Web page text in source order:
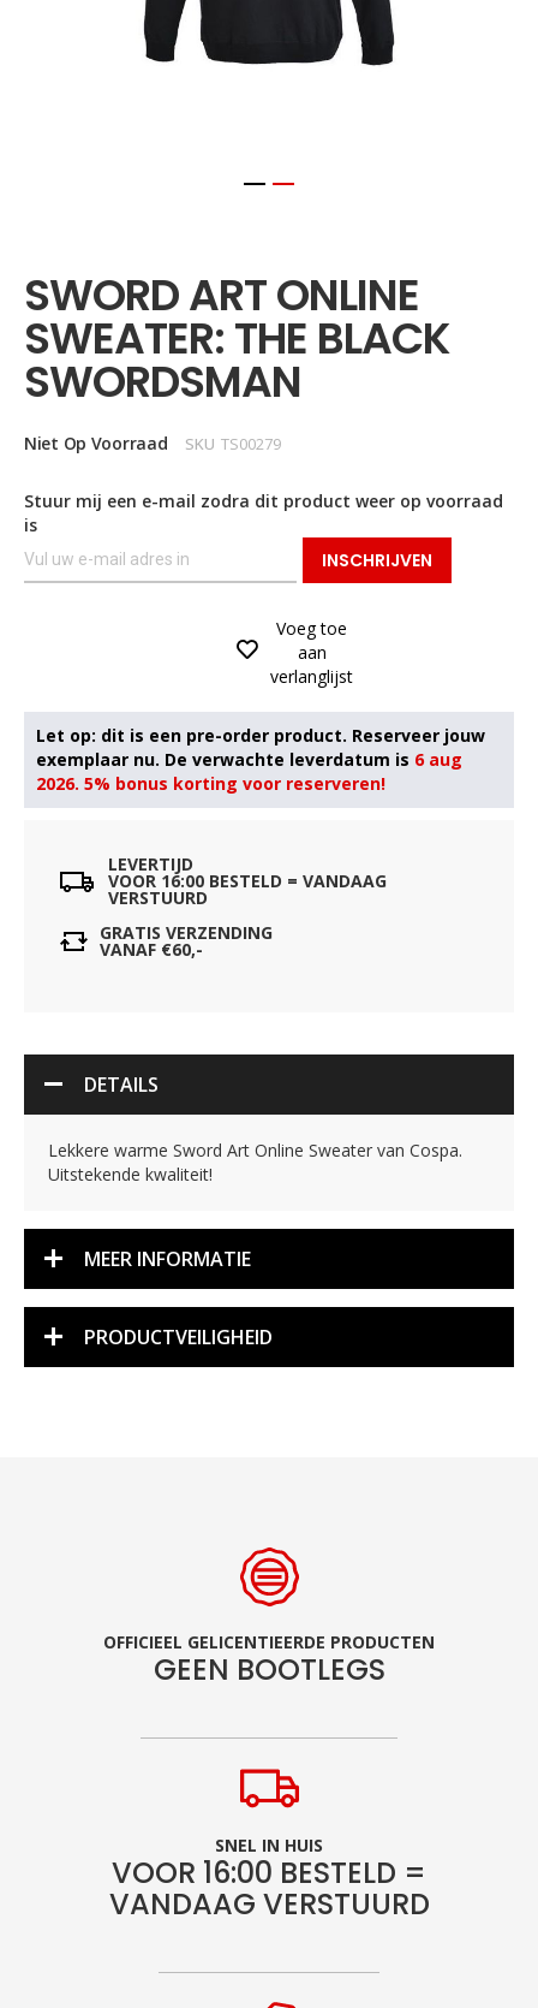
begin
van
de
afbeeldingen-
gallerij
SWORD ART ONLINE
SWEATER: THE BLACK
SWORDSMAN
Niet Op Voorraad SKU TS00279
Stuur mij een e-mail zodra dit product weer op voorraad
is
INSCHRIJVEN
Voeg toe
aan
verlanglijst
6 aug
2026. 5% bonus korting voor reserveren!
LEVERTIJD
VOOR 16:00 BESTELD = VANDAAG
VERSTUURD
GRATIS VERZENDING
VANAF €60,-
DETAILS
Lekkere warme Sword Art Online Sweater van Cospa.
Uitstekende kwaliteit!
MEER INFORMATIE
PRODUCTVEILIGHEID
OFFICIEEL GELICENTIEERDE PRODUCTEN
GEEN BOOTLEGS
SNEL IN HUIS
VOOR 16:00 BESTELD =
VANDAAG VERSTUURD